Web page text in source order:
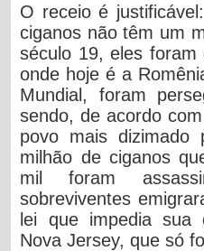
O receio é
ciganos não têm um
século 19, eles foram
onde hoje é a
Mundial, foram
sendo, de acordo
povo mais dizimado
milhão de ciganos
mil foram
sobreviventes
lei que impedia sua
Nova Jersey, que só